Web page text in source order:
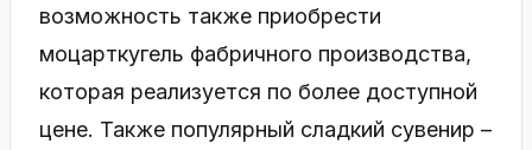
возможность также приобрести
моцарткугель фабричного производства,
которая реализуется по более доступной
цене. Также популярный сладкий сувенир –